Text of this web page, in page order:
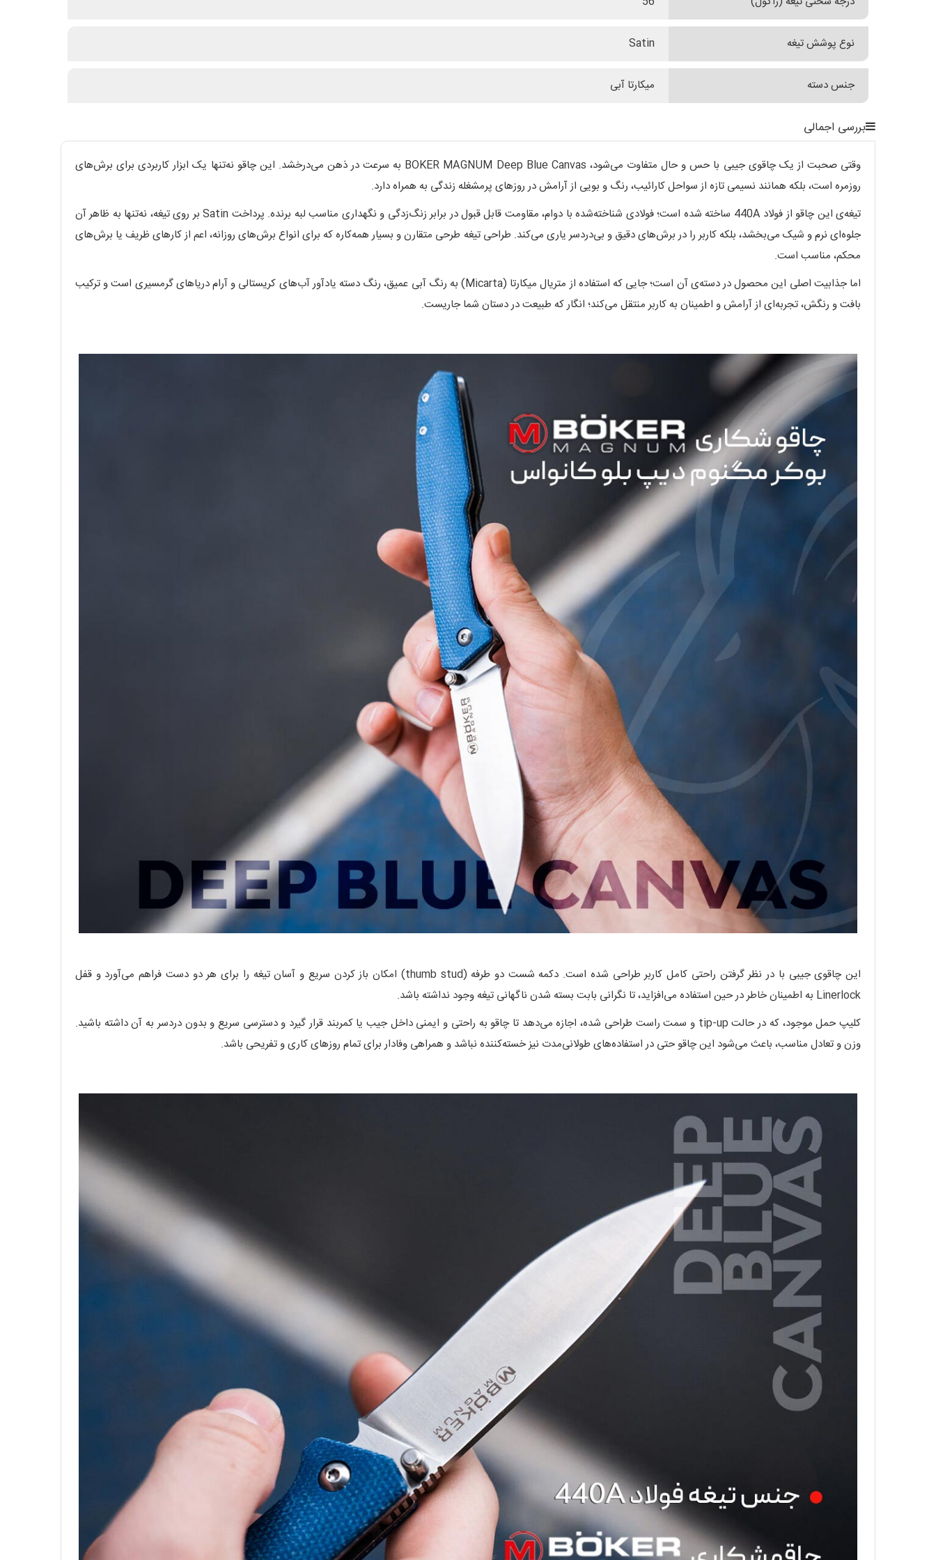
نوع پوشش تیغه Satin
جنس دسته میکارتا آبی
بررسی اجمالی
وقتی صحبت از یک چاقوی جیبی با حس و حال متفاوت می‌شود، BOKER MAGNUM Deep Blue Canvas به سرعت در ذهن می‌درخشد. این چاقو نه‌تنها یک ابزار کاربردی برای برش‌های
روزمره است، بلکه همانند نسیمی تازه از سواحل کارائیب، رنگ و بویی از آرامش در روزهای پرمشغله زندگی به همراه دارد.
تیغه‌ی این چاقو از فولاد 440A ساخته شده است؛ فولادی شناخته‌شده با دوام، مقاومت قابل قبول در برابر زنگ‌زدگی و نگهداری مناسب لبه برنده. پرداخت Satin بر روی تیغه، نه‌تنها به ظاهر آن
جلوه‌ای نرم و شیک می‌بخشد، بلکه کاربر را در برش‌های دقیق و بی‌دردسر یاری می‌کند. طراحی تیغه طرحی متقارن و بسیار همه‌کاره که برای انواع برش‌های روزانه، اعم از کارهای ظریف یا برش‌های
محکم، مناسب است.
اما جذابیت اصلی این محصول در دسته‌ی آن است؛ جایی که استفاده از متریال میکارتا (Micarta) به رنگ آبی عمیق، رنگ دسته یادآور آب‌های کریستالی و آرام دریاهای گرمسیری است و ترکیب
بافت و رنگش، تجربه‌ای از آرامش و اطمینان به کاربر منتقل می‌کند؛ انگار که طبیعت در دستان شما جاریست.
این چاقوی جیبی با در نظر گرفتن راحتی کامل کاربر طراحی شده است. دکمه شست دو طرفه (thumb stud) امکان باز کردن سریع و آسان تیغه را برای هر دو دست فراهم می‌آورد و قفل
Linerlock به اطمینان خاطر در حین استفاده می‌افزاید، تا نگرانی بابت بسته شدن ناگهانی تیغه وجود نداشته باشد.
کلیپ حمل موجود، که در حالت tip-up و سمت راست طراحی شده، اجازه می‌دهد تا چاقو به راحتی و ایمنی داخل جیب یا کمربند قرار گیرد و دسترسی سریع و بدون دردسر به آن داشته باشید.
وزن و تعادل مناسب، باعث می‌شود این چاقو حتی در استفاده‌های طولانی‌مدت نیز خسته‌کننده نباشد و همراهی وفادار برای تمام روزهای کاری و تفریحی باشد.